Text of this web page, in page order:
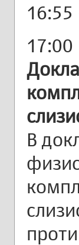
16:55
17:00
В